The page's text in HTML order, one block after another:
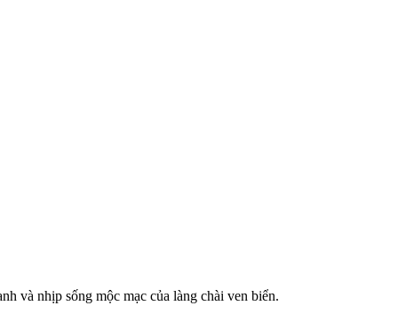
và nhịp sống mộc mạc của làng chài ven biển.